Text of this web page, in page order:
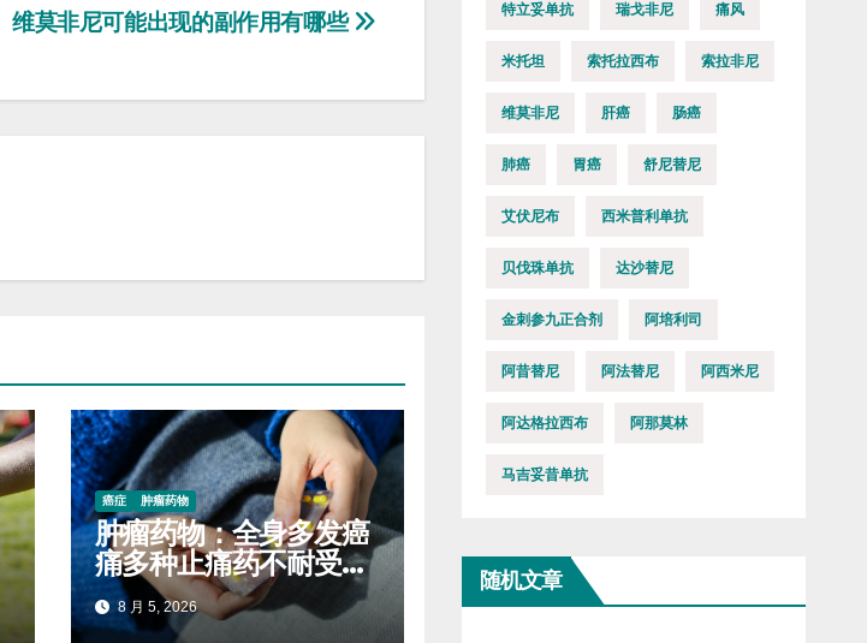
维莫非尼可能出现的副作用有哪些
癌症 肿瘤药物
肿瘤药物：全身多发癌
痛多种止痛药不耐受，
阿魏化痞膏外用减少口
服药量的实操案例
8 月 5, 2026
特立妥单抗 瑞戈非尼 痛风
米托坦 索托拉西布 索拉非尼
维莫非尼 肝癌 肠癌
肺癌 胃癌 舒尼替尼
艾伏尼布 西米普利单抗
贝伐珠单抗 达沙替尼
金刺参九正合剂 阿培利司
阿昔替尼 阿法替尼 阿西米尼
阿达格拉西布 阿那莫林
马吉妥昔单抗
随机文章